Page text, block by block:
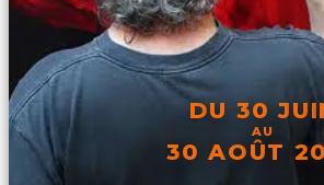
DU 30
AU
30 AOÛT